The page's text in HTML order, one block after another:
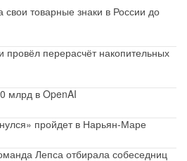
товарные знаки в России до
перерасчёт накопительных
млрд в OpenAI
пройдет в Нарьян-Маре
Лепса отбирала собеседниц